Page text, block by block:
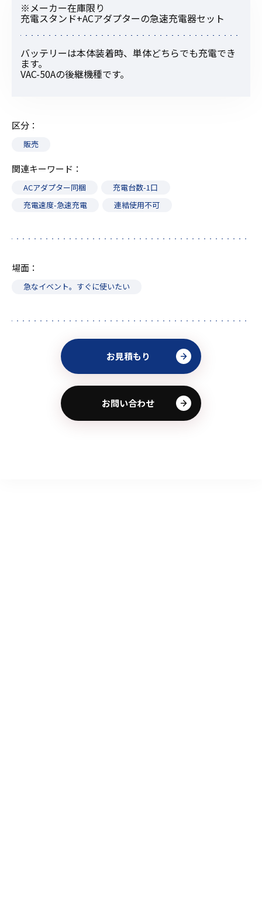
※メーカー在庫限り
充電スタンド+ACアダプターの急速充電器セット
バッテリーは本体装着時、単体どちらでも充電でき
ます。
VAC-50Aの後継機種です。
区分
販売
関連キーワード
ACアダプター同梱
充電台数-1口
充電速度-急速充電
連結使用不可
場面
急なイベント。すぐに使いたい
お見積もり
お問い合わせ